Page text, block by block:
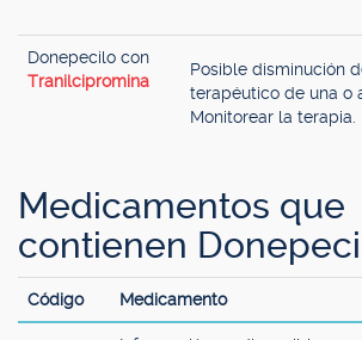
Donepecilo con
Tranilcipromina
Posible disminución
terapéutico de una o
Monitorear la terapia.
Medicamentos que
contienen
Código Medicamento